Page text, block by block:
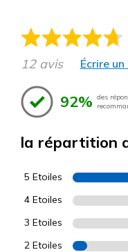
12 avis Écrire
92% des
la répartition
5 Etoiles
4 Etoiles
3 Etoiles
2 Etoiles